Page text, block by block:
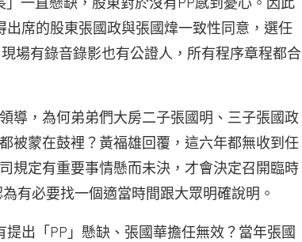
席的股東張國政與張國煒一致性同意，選任
有錄音錄影也有公證人，所有程序章程都合
導，為何弟弟們大房二子張國明、三子張國政
被蒙在鼓裡？黃福雄回覆，這六年都無收到任
規定有重要事情懸而未決，才會決定召開臨時
有必要找一個適當時間跟大眾明確說明。
出「PP」懸缺、張國華擔任無效？當年張國